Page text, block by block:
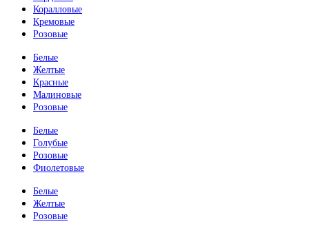
Коралловые
Кремовые
Розовые
Белые
Желтые
Красные
Малиновые
Розовые
Белые
Голубые
Розовые
Фиолетовые
Белые
Желтые
Розовые